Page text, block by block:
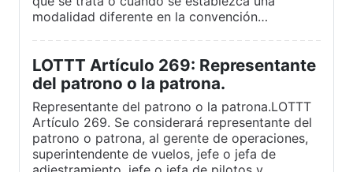
modalidad diferente en la convención…
LOTTT Artículo 269: Representante
del patrono o la patrona.
Representante del patrono o la patrona.LOTTT
Artículo 269. Se considerará representante del
patrono o patrona, al gerente de operaciones,
superintendente de vuelos, jefe o jefa de